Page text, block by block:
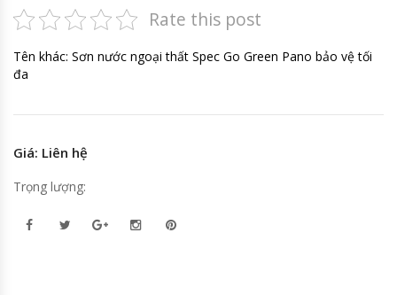
Rate this post
Tên khác: Sơn nước ngoại thất Spec Go Green Pano bảo vệ tối
đa
Giá: Liên hệ
Trọng lượng: